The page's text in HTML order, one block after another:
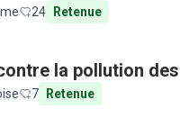
24 Retenue
la pollution
7 Retenue